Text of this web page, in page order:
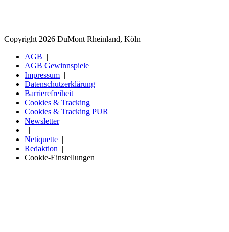
Copyright 2026 DuMont Rheinland, Köln
AGB
AGB Gewinnspiele
Impressum
Datenschutzerklärung
Barrierefreiheit
Cookies & Tracking
Cookies & Tracking PUR
Newsletter
Netiquette
Redaktion
Cookie-Einstellungen